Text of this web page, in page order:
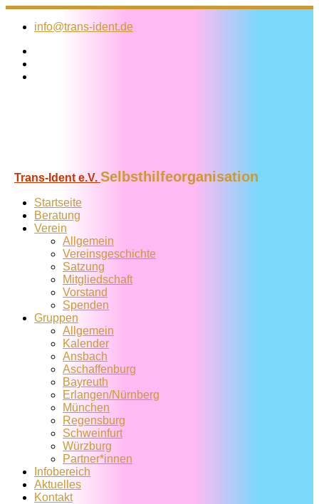
Zum
Inhalt
info@trans-ident.de
Trans-Ident e.V. Selbsthilfeorganisation
Startseite
Beratung
Verein
Allgemein
Vereins­geschichte
Satzung
Mitglied­schaft
Vorstand
Spenden
Gruppen
Allgemein
Kalender
Ansbach
Aschaffenburg
Bayreuth
Erlangen/Nürnberg
München
Regensburg
Schweinfurt
Würzburg
Partner*innen
Infobereich
Aktuelles
Kontakt